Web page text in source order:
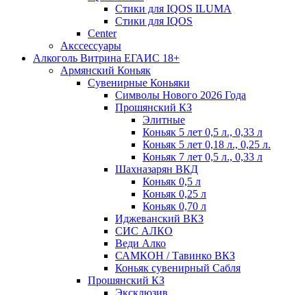
Стики для IQOS ILUMA
Стики для IQOS
Сenter
Акссессуары
Алкоголь Витрина ЕГАИС 18+
Армянский Коньяк
Сувенирные Коньяки
Символы Нового 2026 Года
Прошянский КЗ
Элитные
Коньяк 5 лет 0,5 л., 0,33 л
Коньяк 5 лет 0,18 л., 0,25 л.
Коньяк 7 лет 0,5 л., 0,33 л
Шахназарян ВКД
Коньяк 0,5 л
Коньяк 0,25 л
Коньяк 0,70 л
Иджеванский ВКЗ
СИС АЛКО
Веди Алко
САМКОН / Тавинко ВКЗ
Коньяк сувенирный Сабля
Прошянский КЗ
Эксклюзив